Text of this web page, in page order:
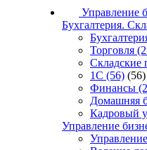
Управление
Бухгалтерия.
Торговля
Складские
1С (56) (56)
Финансы
Домашняя
Кадровый
Управление